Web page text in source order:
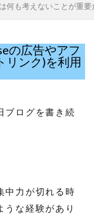
何も考えないことが重要
の広告やアフ
リンク)を利用
ブログを書き続
中力が切れる時
うな経験があり